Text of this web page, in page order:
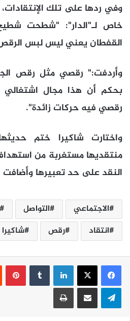
وفي ردها على تلك
خاص لـ"الدار": "شطحت
القفطان يعني ليس لبس
وأردفت:" رقصي مثل رقص
بحكم أن هذا مجال
رقصي فيه حركات زائدة".
واختارت شاكيرا ختم
منتقديها مستغربة من
النقد على حد تعبيرها
الاجتماعي التواصل
انتقاد
رقص شاكيرا
لينكدإن
تيلقرام مشاركة عبر البريد طباعة